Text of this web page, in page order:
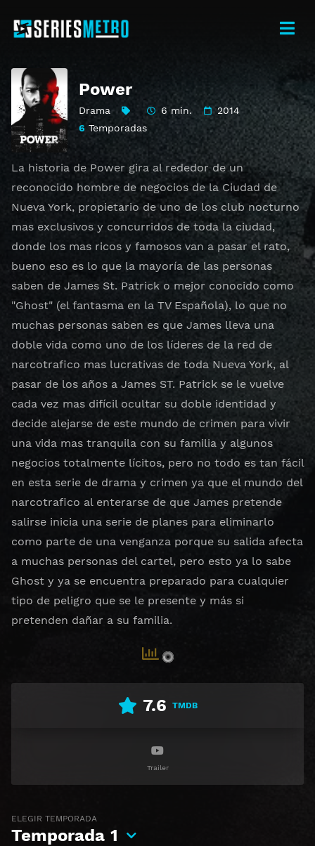
Power
Drama 6 min.
2014
6 Temporadas
La historia de Power gira al rededor de un
reconocido hombre de negocios de la Ciudad de
Nueva York, propietario de uno de los club nocturno
mas exclusivos y concurridos de toda la ciudad,
donde los mas ricos y famosos van a pasar el rato,
bueno eso es lo que la mayoría de las personas
saben de James St. Patrick o mejor conocido como
"Ghost" (el fantasma en la TV Española), lo que no
muchas personas saben es que James lleva una
doble vida como uno de los líderes de la red de
narcotrafico mas lucrativas de toda Nueva York, al
pasar de los años a James ST. Patrick se le vuelve
cada vez mas difícil ocultar su doble identidad y
decide alejarse de este mundo de crimen para vivir
una vida mas tranquila con su familia y algunos
negocios totalmente lícitos, pero no todo es tan fácil
en esta serie de drama y crimen ya que el mundo del
narcotrafico al enterarse de que James pretende
salirse inicia una serie de planes para eliminarlo
como parte de una venganza porque su salida afecta
a muchas personas del cartel, pero esto ya lo sabe
Ghost y ya se encuentra preparado para cualquier
tipo de peligro que se le presente y más si
pretenden dañar a su familia.
7.6 TMDB
Trailer
ELEGIR TEMPORADA
Temporada 1